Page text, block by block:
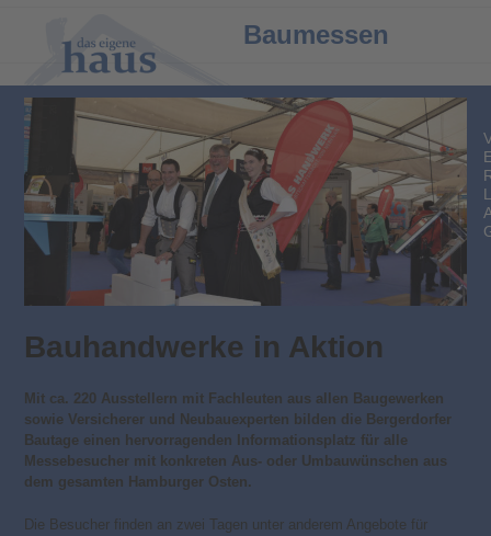
mobile
menu
mobile
menu
Baumessen
Bauhandwerke in Aktion
Mit ca. 220 Ausstellern mit Fachleuten aus allen Baugewerken
sowie Versicherer und Neubauexperten bilden die Bergerdorfer
Bautage einen hervorragenden Informationsplatz für alle
Messebesucher mit konkreten Aus- oder Umbauwünschen aus
dem gesamten Hamburger Osten.
Die Besucher finden an zwei Tagen unter anderem Angebote für
L